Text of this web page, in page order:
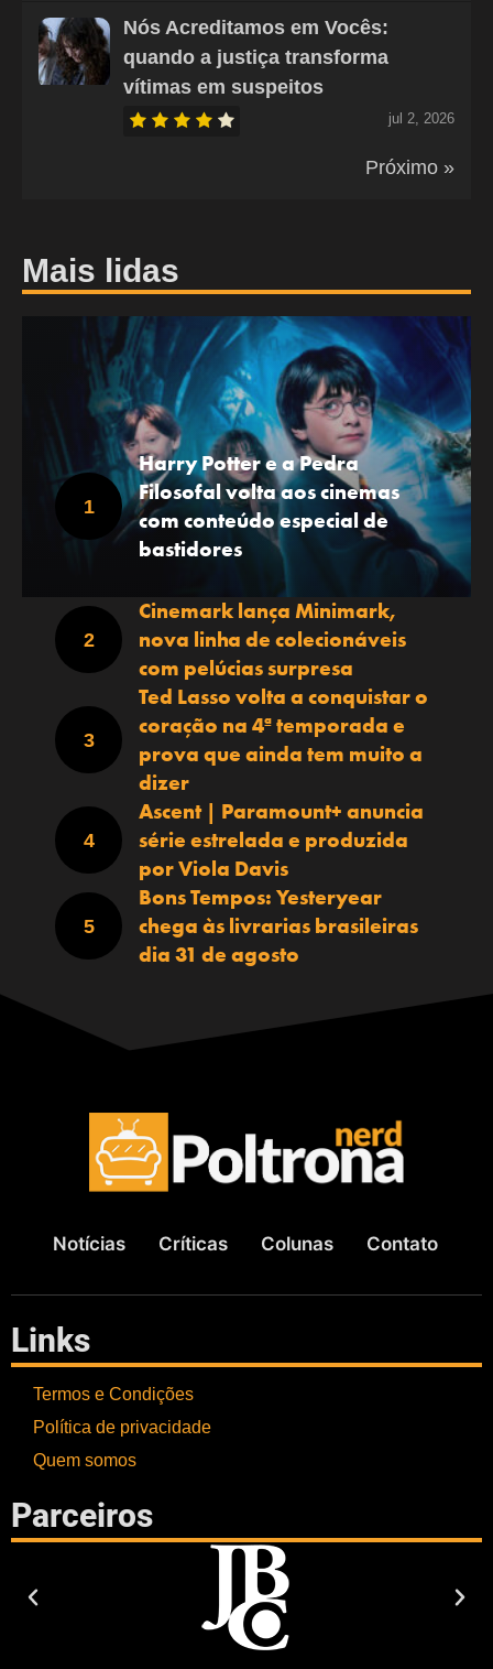
Nós Acreditamos em Vocês:
quando a justiça transforma
vítimas em suspeitos
jul 2, 2026
Próximo »
Mais lidas
Harry Potter e a Pedra
Filosofal volta aos cinemas
com conteúdo especial de
bastidores
Cinemark lança Minimark,
nova linha de colecionáveis
com pelúcias surpresa
Ted Lasso volta a conquistar o
coração na 4ª temporada e
prova que ainda tem muito a
dizer
Ascent | Paramount+ anuncia
série estrelada e produzida
por Viola Davis
Bons Tempos: Yesteryear
chega às livrarias brasileiras
dia 31 de agosto
Notícias Críticas Colunas Contato
Links
Termos e Condições
Política de privacidade
Quem somos
Parceiros